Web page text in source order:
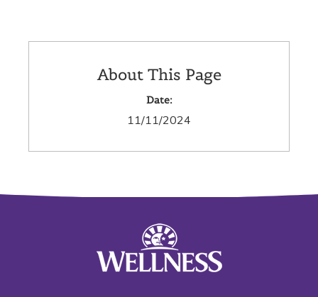
About This Page
Date:
11/11/2024